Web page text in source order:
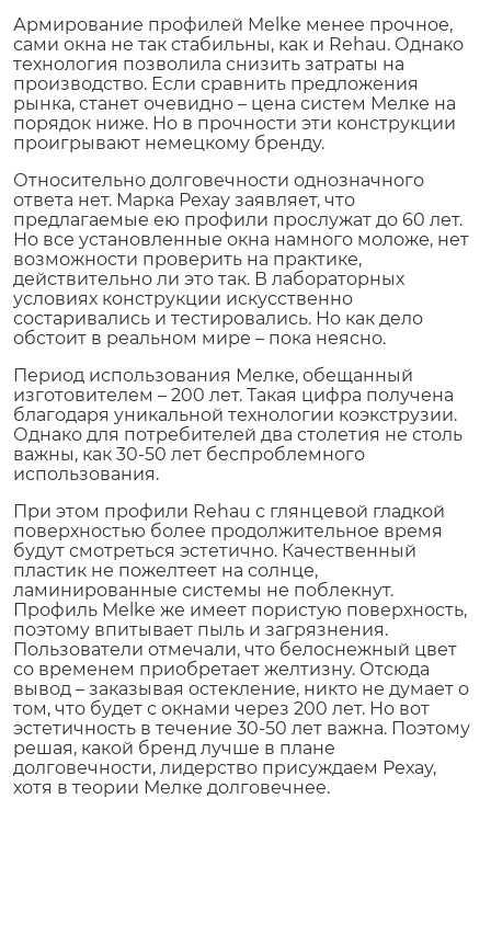
Армирование профилей Melke менее прочное,
сами окна не так стабильны, как и Rehau. Однако
технология позволила снизить затраты на
производство. Если сравнить предложения
рынка, станет очевидно – цена систем Мелке на
порядок ниже. Но в прочности эти конструкции
проигрывают немецкому бренду.
Относительно долговечности однозначного
ответа нет. Марка Рехау заявляет, что
предлагаемые ею профили прослужат до 60 лет.
Но все установленные окна намного моложе, нет
возможности проверить на практике,
действительно ли это так. В лабораторных
условиях конструкции искусственно
состаривались и тестировались. Но как дело
обстоит в реальном мире – пока неясно.
Период использования Мелке, обещанный
изготовителем – 200 лет. Такая цифра получена
благодаря уникальной технологии коэкструзии.
Однако для потребителей два столетия не столь
важны, как 30-50 лет беспроблемного
использования.
При этом профили Rehau с глянцевой гладкой
поверхностью более продолжительное время
будут смотреться эстетично. Качественный
пластик не пожелтеет на солнце,
ламинированные системы не поблекнут.
Профиль Melke же имеет пористую поверхность,
поэтому впитывает пыль и загрязнения.
Пользователи отмечали, что белоснежный цвет
со временем приобретает желтизну. Отсюда
вывод – заказывая остекление, никто не думает о
том, что будет с окнами через 200 лет. Но вот
эстетичность в течение 30-50 лет важна. Поэтому
решая, какой бренд лучше в плане
долговечности, лидерство присуждаем Рехау,
хотя в теории Мелке долговечнее.